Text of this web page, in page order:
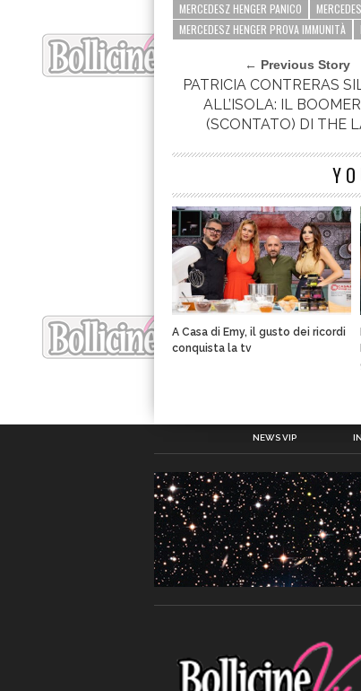
MERCEDESZ HENGER PANICO
MERCEDESZ HENGER PROVA IMMUNITÀ
← Previous Story
PATRICIA CONTRERAS
ALL’ISOLA: IL
(SCONTATO) DI THE
A Casa di Emy, il gusto dei ricordi
conquista la tv
NEWS VIP